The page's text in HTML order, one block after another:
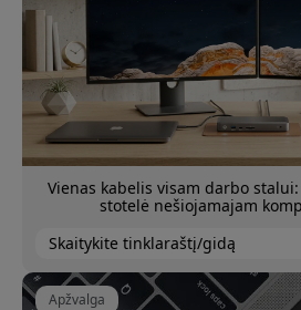
Vienas kabelis visam darbo
stotelė nešiojamajam
Skaitykite tinklaraštį/gidą
Apžvalga